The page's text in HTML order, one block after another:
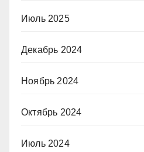
Июль 2025
Декабрь 2024
Ноябрь 2024
Октябрь 2024
Июль 2024